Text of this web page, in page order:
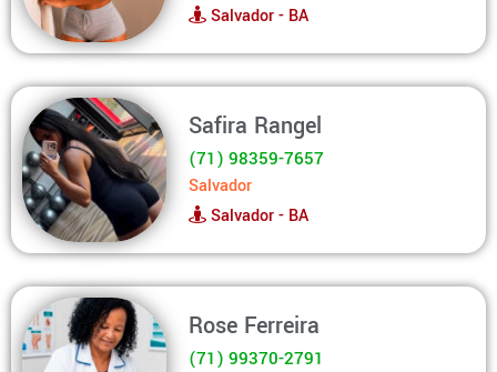
Salvador - BA
Safira Rangel
(71) 98359-7657
Salvador
Salvador - BA
Rose Ferreira
(71) 99370-2791